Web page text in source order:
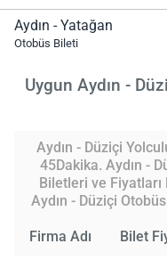
Aydın - Yatağan
Otobüs Bileti
Uygun Aydın -
Aydın - Düziçi
45Dakika. Aydın -
Biletleri ve
Aydın - Düziçi
Firma Adı Bilet